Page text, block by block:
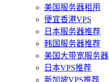
美国服务器租用
便宜香港VPS
日本服务器推荐
韩国服务器推荐
美国大带宽服务器
日本VPS推荐
新加坡VPS推荐